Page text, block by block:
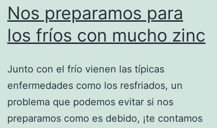
Nos preparamos para
los fríos con mucho zinc
Junto con el frío vienen las típicas
enfermedades como los resfriados, un
problema que podemos evitar si nos
preparamos como es debido, ¡te contamos